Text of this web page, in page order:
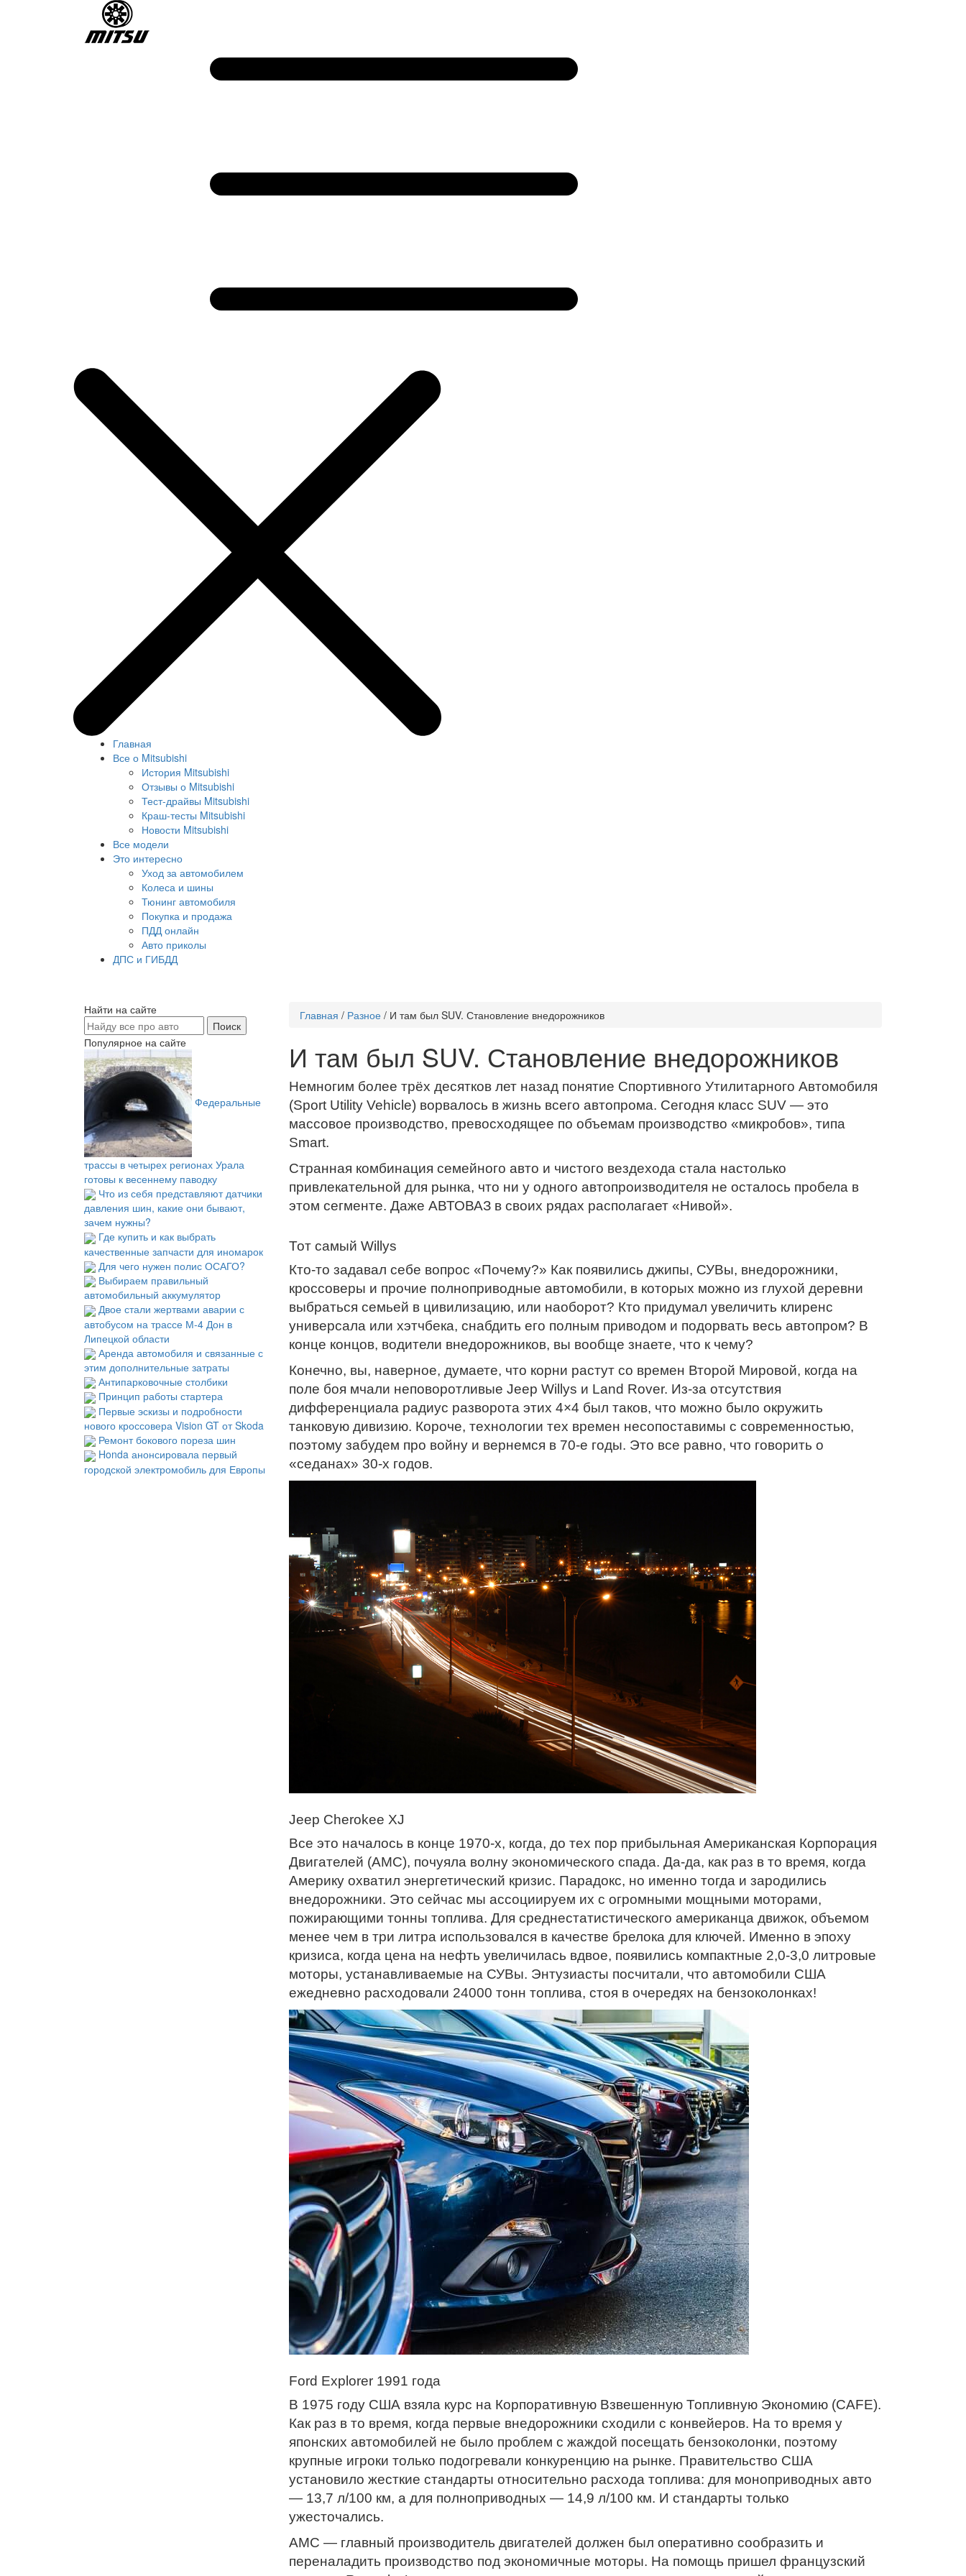
Главная
Все о Mitsubishi
История Mitsubishi
Отзывы о Mitsubishi
Тест-драйвы Mitsubishi
Краш-тесты Mitsubishi
Новости Mitsubishi
Все модели
Это интересно
Уход за автомобилем
Колеса и шины
Тюнинг автомобиля
Покупка и продажа
ПДД онлайн
Авто приколы
ДПС и ГИБДД
Главная / Разное / И там был SUV. Становление внедорожников
И там был SUV. Становление внедорожников
Немногим более трёх десятков лет назад понятие Спортивного Утилитарного Автомобиля
(Sport Utility Vehicle) ворвалось в жизнь всего автопрома. Сегодня класс SUV — это
массовое производство, превосходящее по объемам производство «микробов», типа
Smart.
Странная комбинация семейного авто и чистого вездехода стала настолько
привлекательной для рынка, что ни у одного автопроизводителя не осталось пробела в
этом сегменте. Даже АВТОВАЗ в своих рядах располагает «Нивой».
Тот самый Willys
Кто-то задавал себе вопрос «Почему?» Как появились джипы, СУВы, внедорожники,
кроссоверы и прочие полноприводные автомобили, в которых можно из глухой деревни
выбраться семьей в цивилизацию, или наоборот? Кто придумал увеличить клиренс
универсала или хэтчбека, снабдить его полным приводом и подорвать весь автопром? В
конце концов, водители внедорожников, вы вообще знаете, что к чему?
Конечно, вы, наверное, думаете, что корни растут со времен Второй Мировой, когда на
поле боя мчали неповоротливые Jeep Willys и Land Rover. Из-за отсутствия
дифференциала радиус разворота этих 4×4 был таков, что можно было окружить
танковую дивизию. Короче, технологии тех времен несопоставимы с современностью,
поэтому забудем про войну и вернемся в 70-е годы. Это все равно, что говорить о
«седанах» 30-х годов.
Jeep Cherokee XJ
Все это началось в конце 1970-х, когда, до тех пор прибыльная Американская Корпорация
Двигателей (AMC), почуяла волну экономического спада. Да-да, как раз в то время, когда
Америку охватил энергетический кризис. Парадокс, но именно тогда и зародились
внедорожники. Это сейчас мы ассоциируем их с огромными мощными моторами,
пожирающими тонны топлива. Для среднестатистического американца движок, объемом
менее чем в три литра использовался в качестве брелока для ключей. Именно в эпоху
кризиса, когда цена на нефть увеличилась вдвое, появились компактные 2,0-3,0 литровые
моторы, устанавливаемые на СУВы. Энтузиасты посчитали, что автомобили США
ежедневно расходовали 24000 тонн топлива, стоя в очередях на бензоколонках!
Ford Explorer 1991 года
В 1975 году США взяла курс на Корпоративную Взвешенную Топливную Экономию (CAFE).
Как раз в то время, когда первые внедорожники сходили с конвейеров. На то время у
японских автомобилей не было проблем с жаждой посещать бензоколонки, поэтому
крупные игроки только подогревали конкуренцию на рынке. Правительство США
установило жесткие стандарты относительно расхода топлива: для моноприводных авто
— 13,7 л/100 км, а для полноприводных — 14,9 л/100 км. И стандарты только
ужесточались.
AMC — главный производитель двигателей должен был оперативно сообразить и
переналадить производство под экономичные моторы. На помощь пришел французский
Найти на сайте
Популярное на сайте
Федеральные
трассы в четырех регионах Урала
готовы к весеннему паводку
Что из себя представляют датчики
давления шин, какие они бывают,
зачем нужны?
Где купить и как выбрать
качественные запчасти для иномарок
Для чего нужен полис ОСАГО?
Выбираем правильный
автомобильный аккумулятор
Двое стали жертвами аварии с
автобусом на трассе М-4 Дон в
Липецкой области
Аренда автомобиля и связанные с
этим дополнительные затраты
Антипарковочные столбики
Принцип работы стартера
Первые эскизы и подробности
нового кроссовера Vision GT от Skoda
Ремонт бокового пореза шин
Honda анонсировала первый
городской электромобиль для Европы